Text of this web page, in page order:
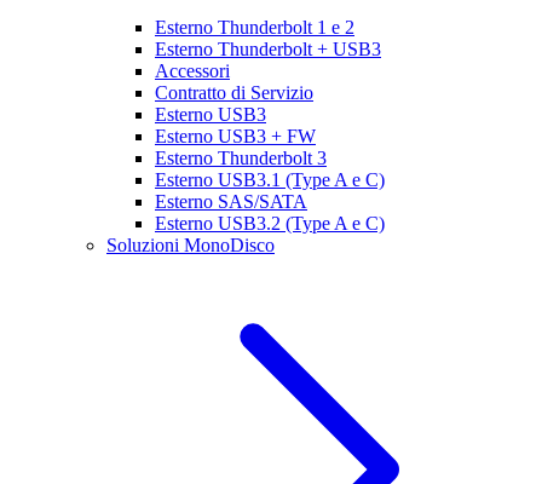
Esterno Thunderbolt 1 e 2
Esterno Thunderbolt + USB3
Accessori
Contratto di Servizio
Esterno USB3
Esterno USB3 + FW
Esterno Thunderbolt 3
Esterno USB3.1 (Type A e C)
Esterno SAS/SATA
Esterno USB3.2 (Type A e C)
Soluzioni MonoDisco